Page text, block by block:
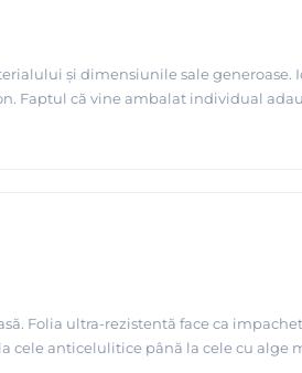
și dimensiunile sale
Faptul că vine ambalat individual
Folia ultra-rezistentă face ca
cele anticelulitice până la cele cu alge